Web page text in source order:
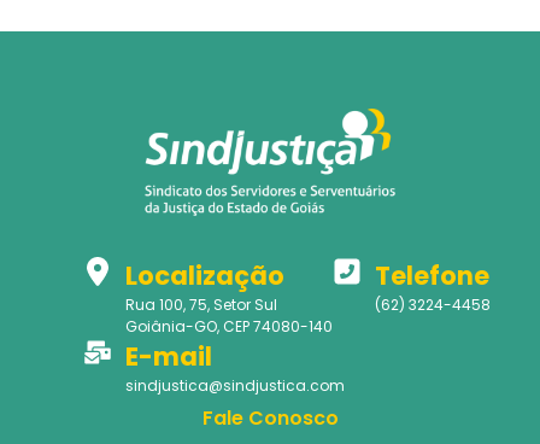
Localização
Rua 100, 75, Setor Sul
Goiânia-GO, CEP 74080-140
Telefone
(62) 3224-4458
E-mail
sindjustica@sindjustica.com
Fale Conosco